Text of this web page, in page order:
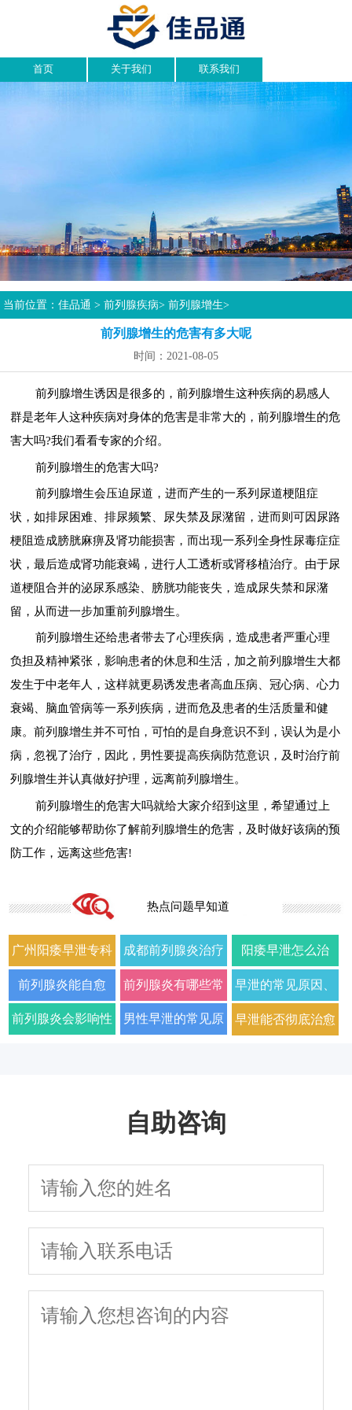
首页 关于我们 联系我们
当前位置：佳品通 >前列腺疾病>前列腺增生>
前列腺增生的危害有多大呢
时间：2021-08-05
前列腺增生诱因是很多的，前列腺增生这种疾病的易感人
群是老年人这种疾病对身体的危害是非常大的，前列腺增生的危
害大吗?我们看看专家的介绍。
前列腺增生的危害大吗?
前列腺增生会压迫尿道，进而产生的一系列尿道梗阻症
状，如排尿困难、排尿频繁、尿失禁及尿潴留，进而则可因尿路
梗阻造成膀胱麻痹及肾功能损害，而出现一系列全身性尿毒症症
状，最后造成肾功能衰竭，进行人工透析或肾移植治疗。由于尿
道梗阻合并的泌尿系感染、膀胱功能丧失，造成尿失禁和尿潴
留，从而进一步加重前列腺增生。
前列腺增生还给患者带去了心理疾病，造成患者严重心理
负担及精神紧张，影响患者的休息和生活，加之前列腺增生大都
发生于中老年人，这样就更易诱发患者高血压病、冠心病、心力
衰竭、脑血管病等一系列疾病，进而危及患者的生活质量和健
康。前列腺增生并不可怕，可怕的是自身意识不到，误认为是小
病，忽视了治疗，因此，男性要提高疾病防范意识，及时治疗前
列腺增生并认真做好护理，远离前列腺增生。
前列腺增生的危害大吗就给大家介绍到这里，希望通过上
文的介绍能够帮助你了解前列腺增生的危害，及时做好该病的预
防工作，远离这些危害!
热点问题早知道
广州阳痿早泄专科
门诊哪家好正规男
科医院排名
成都前列腺炎治疗
哪家男科医院好
2026年口碑推荐
阳痿早泄怎么治
疗？2026年男科专
家详解病因与科学
前列腺炎能自愈
吗？2026年科学治
前列腺炎有哪些常
见症状以及如何科
早泄的常见原因、
症状及改善方法全
前列腺炎会影响性 男性早泄的常见原 早泄能否彻底治愈
自助咨询